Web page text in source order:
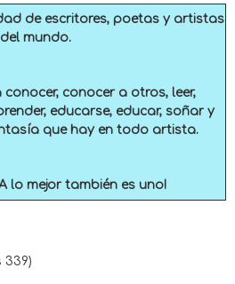
de escritores, poetas y artistas
del mundo.
conocer a otros, leer,
educarse, educar, soñar y
que hay en todo artista.
lo mejor también es uno!
339)